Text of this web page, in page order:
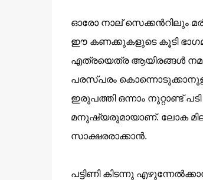
ഓരോ നാല് സെക്കന്‍റിലും
ഈ കണക്കുകളുടെ കൂടി
എത്രയെത്ര ആയിരങ്ങള്‍
പരസ്പരം
ഇരുപത്തി ഒന്നാം നൂറ്റാണ്ട്
മനുഷ്യരുമായാണ്. ലോക
സാക്ഷരരാക്കാന്‍.
പട്ടിണി കിടന്നു